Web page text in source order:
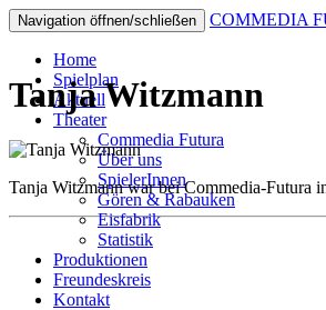
Navigation öffnen/schließen COMMEDIA
Home
Spielplan
Aktuell
Theater
Commedia Futura
Über uns
SpielerInnen
Gören & Rabauken
Eisfabrik
Statistik
Produktionen
Freundeskreis
Kontakt
Tanja Witzmann
Tanja Witzmann war bei Commedia-Futura